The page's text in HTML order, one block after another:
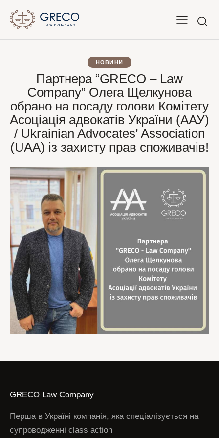
НОВИНИ
Партнера “GRECO – Law
Company” Олега Щелкунова
обрано на посаду голови Комітету
Асоціація адвокатів України (ААУ)
/ Ukrainian Advocates’ Association
(UAA) із захисту прав споживачів!
GRECO Law Company
Перша в Україні компанія, яка спеціалізується на
супроводженні class action